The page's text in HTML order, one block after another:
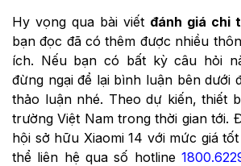
Hy vọng qua bài viết đánh giá chi
bạn đọc đã có thêm được nhiều
ích. Nếu bạn có bất kỳ câu hỏi
đừng ngại để lại bình luận bên dưới
thảo luận nhé. Theo dự kiến, thiết
trường Việt Nam trong thời gian tới.
hội sở hữu Xiaomi 14 với mức giá
thể liên hệ qua số hotline